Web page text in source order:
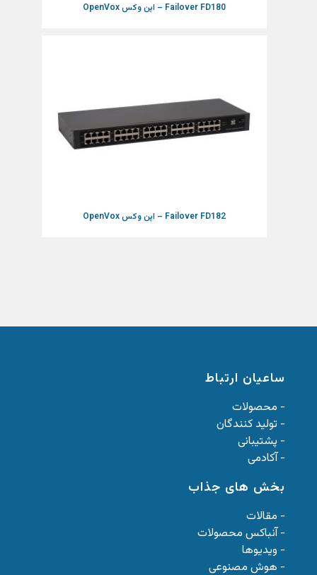
Failover FD180 – اپن وکس OpenVox
Failover FD182 – اپن وکس OpenVox
ساعیان ارتباط
- محصولات
- تولید کنندگان
- پشتیبانی
- آکادمی
بخش های جذاب
- مقالات
- آنباکس محصولات
- ویدیوها
- هوش مصنوعی